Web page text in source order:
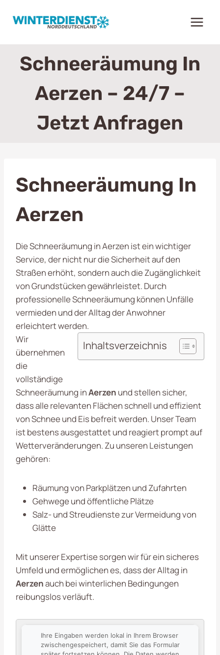
Inhalt
Schneeräumung In
Aerzen – 24/7 –
Jetzt Anfragen
Schneeräumung In
Aerzen
Die Schneeräumung in Aerzen ist ein wichtiger
Service, der nicht nur die Sicherheit auf den
Straßen erhöht, sondern auch die Zugänglichkeit
von Grundstücken gewährleistet. Durch
professionelle Schneeräumung können Unfälle
vermieden und der Alltag der Anwohner
erleichtert werden.
Inhaltsverzeichnis
Wir
übernehmen
die
vollständige
Schneeräumung inAerzen und stellen sicher,
dass alle relevanten Flächen schnell und effizient
von Schnee und Eis befreit werden. Unser Team
ist bestens ausgestattet und reagiert prompt auf
Wetterveränderungen. Zu unseren Leistungen
gehören:
Räumung von Parkplätzen und Zufahrten
Gehwege und öffentliche Plätze
Salz- und Streudienste zur Vermeidung von
Glätte
Mit unserer Expertise sorgen wir für ein sicheres
Umfeld und ermöglichen es, dass der Alltag in
Aerzenauch bei winterlichen Bedingungen
reibungslos verläuft.
Ihre Eingaben werden lokal in Ihrem Browser
zwischengespeichert, damit Sie das Formular